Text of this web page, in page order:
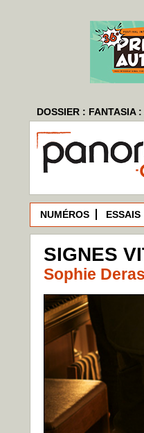
DOSSIER :
NUMÉROS ESSAIS
SIGNES
Sophie